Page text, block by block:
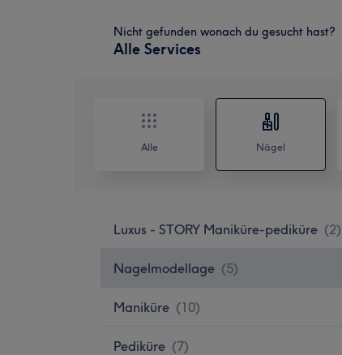
Nicht gefunden wonach du gesucht hast?
Alle Services
Alle Nägel
Luxus - STORY Maniküre-pediküre (2)
Nagelmodellage (5)
Maniküre (10)
Pediküre (7)